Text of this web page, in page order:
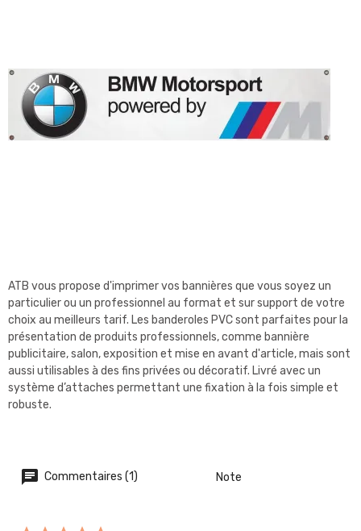
ATB vous propose d'imprimer vos bannières que vous soyez un
particulier ou un professionnel au format et sur support de votre
choix au meilleurs tarif. Les banderoles PVC sont parfaites pour la
présentation de produits professionnels, comme bannière
publicitaire, salon, exposition et mise en avant d'article, mais sont
aussi utilisables à des fins privées ou décoratif. Livré avec un
système d’attaches permettant une fixation à la fois simple et
robuste.
Commentaires (1) Note